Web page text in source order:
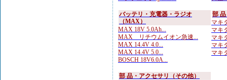
バッテリ・充電器・ラジオ
（MAX）
MAX 18V 5.0Ah...
MAX リチウムイオン急速...
MAX 14.4V 4.0...
MAX 14.4V 5.0...
BOSCH 18V6.0A...
部
マキ
マキ
マキ
マキ
マキ
部 品・アクセサリ（その他）